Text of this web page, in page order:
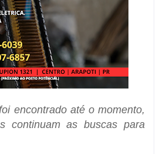
encontrado até o momento,
continuam as buscas para